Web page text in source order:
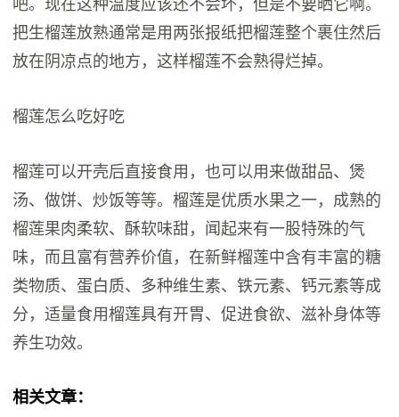
吧。现在这种温度应该还不会坏，但是不要晒它啊。
把生榴莲放熟通常是用两张报纸把榴莲整个裹住然后
放在阴凉点的地方，这样榴莲不会熟得烂掉。
榴莲怎么吃好吃
榴莲可以开壳后直接食用，也可以用来做甜品、煲
汤、做饼、炒饭等等。榴莲是优质水果之一，成熟的
榴莲果肉柔软、酥软味甜，闻起来有一股特殊的气
味，而且富有营养价值，在新鲜榴莲中含有丰富的糖
类物质、蛋白质、多种维生素、铁元素、钙元素等成
分，适量食用榴莲具有开胃、促进食欲、滋补身体等
养生功效。
相关文章：